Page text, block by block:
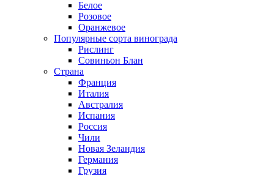
Белое
Розовое
Оранжевое
Популярные сорта винограда
Рислинг
Совиньон Блан
Страна
Франция
Италия
Австралия
Испания
Россия
Чили
Новая Зеландия
Германия
Грузия